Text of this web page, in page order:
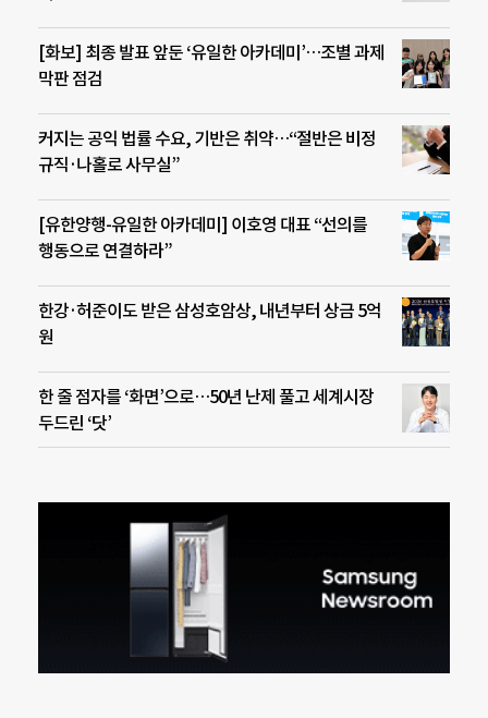
[화보] 최종 발표 앞둔 ‘유일한 아카데미’…조별 과제
막판 점검
커지는 공익 법률 수요, 기반은 취약…“절반은 비정
규직·나홀로 사무실”
[유한양행-유일한 아카데미] 이호영 대표 “선의를
행동으로 연결하라”
한강·허준이도 받은 삼성호암상, 내년부터 상금 5억
원
한 줄 점자를 ‘화면’으로…50년 난제 풀고 세계시장
두드린 ‘닷’